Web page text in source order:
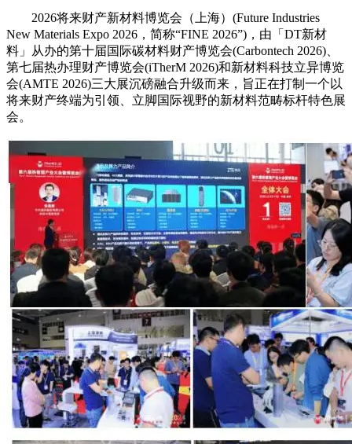
2026将来财产新材料博览会（上海）(Future Industries
New Materials Expo 2026，简称“FINE 2026”)，由「DT新材
料」从办的第十届国际碳材料财产博览会(Carbontech 2026)、
第七届热办理财产博览会(iTherM 2026)和新材料科技立异博览
会(AMTE 2026)三大展沉磅融合升级而来，旨正在打制一个以
将来财产终端为引领、立脚国际视野的新材料范畴标杆特色展
会。